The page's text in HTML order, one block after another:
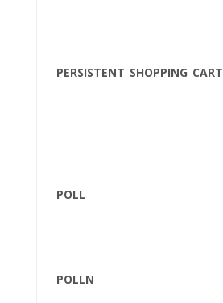
PERSISTENT_SHOPPING_CART
POLL
POLLN